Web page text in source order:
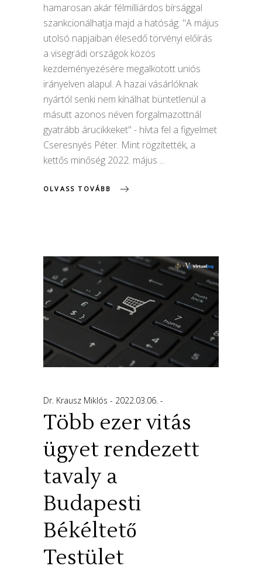
hamarosan akár félmilliárdos bírsággal
szankcionálhatja majd a hatóság. "A május
utolsó napjaiban élesedő törvényi előírás
a visegrádi országok közös
kezdeményezésére megalkotott uniós
irányelven alapul. A hazai vásárlóknak
nyártól senki nem kínálhat büntetlenül a
másutt azonos néven forgalmazottnál
gyatrább árucikkeket" - hívta fel a figyelmet
Cseresnyés Péter. Mint rögzítették, a
kettős minőség 2022. május
OLVASS TOVÁBB
Dr. Krausz Miklós 2022.03.06.
Több ezer vitás
ügyet rendezett
tavaly a
Budapesti
Békéltető
Testület